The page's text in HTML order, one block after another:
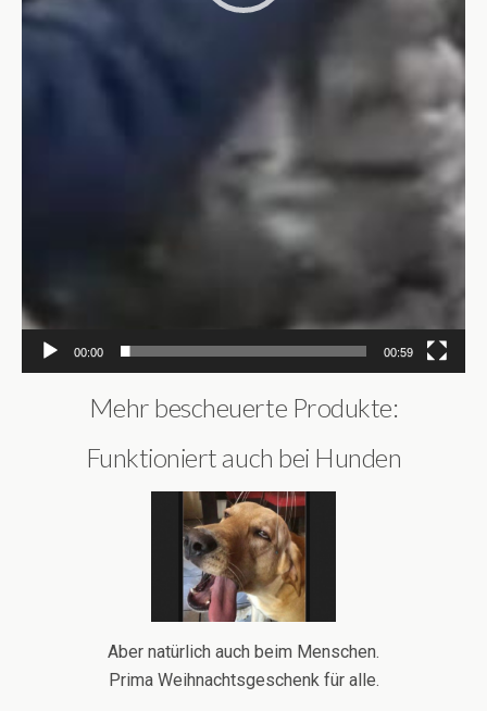
00:00 00:59
Mehr bescheuerte Produkte:
Funktioniert auch bei Hunden
Aber natürlich auch beim Menschen.
Prima Weihnachtsgeschenk für alle.